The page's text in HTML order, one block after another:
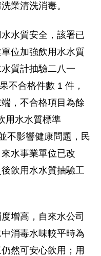
業清洗消毒。
水質安全，該署已
位加強飲用水水質
質計抽驗二八一
不合格件數 1 件，
，不合格項目為餘
用水水質標準
不影響健康問題，民
水事業單位已改
飲用水水質抽驗工
增高，自來水公司
消毒水味較平時為
然可安心飲用；用